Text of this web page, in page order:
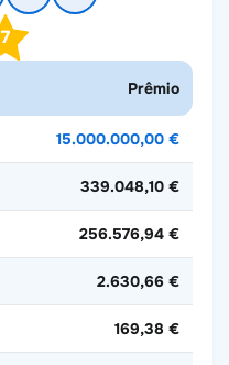
7
Prêmio
15.000.000,00 €
339.048,10 €
256.576,94 €
2.630,66 €
169,38 €